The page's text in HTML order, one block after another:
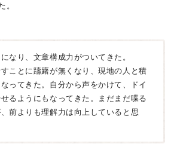
。
なり、文章構成力がついてきた。
ことに躊躇が無くなり、現地の人と積
ってきた。自分から声をかけて、ドイ
るようにもなってきた。まだまだ喋る
前よりも理解力は向上していると思